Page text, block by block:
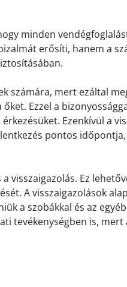
minden
erősíti, hanem a
számára, mert ezáltal
Ezzel a
Ezenkívül a
pontos
visszaigazolás. Ez
A visszaigazolások
a szobákkal és az
tevékenységben is,